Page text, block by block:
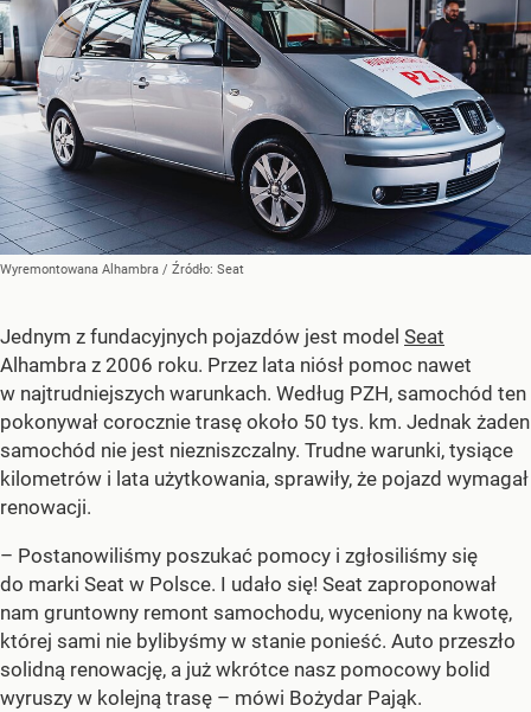
Wyremontowana Alhambra / Źródło: Seat
Jednym z fundacyjnych pojazdów jest model Seat
Alhambra z 2006 roku. Przez lata niósł pomoc nawet
w najtrudniejszych warunkach. Według PZH, samochód ten
pokonywał corocznie trasę około 50 tys. km. Jednak żaden
samochód nie jest niezniszczalny. Trudne warunki, tysiące
kilometrów i lata użytkowania, sprawiły, że pojazd wymagał
renowacji.
– Postanowiliśmy poszukać pomocy i zgłosiliśmy się
do marki Seat w Polsce. I udało się! Seat zaproponował
nam gruntowny remont samochodu, wyceniony na kwotę,
której sami nie bylibyśmy w stanie ponieść. Auto przeszło
solidną renowację, a już wkrótce nasz pomocowy bolid
wyruszy w kolejną trasę – mówi Bożydar Pająk.